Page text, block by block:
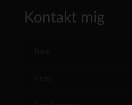
Kontakt mig